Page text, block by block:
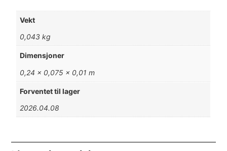
Vekt
0,043 kg
Dimensjoner
0,24 × 0,075 × 0,01 m
Forventet til lager
2026.04.08